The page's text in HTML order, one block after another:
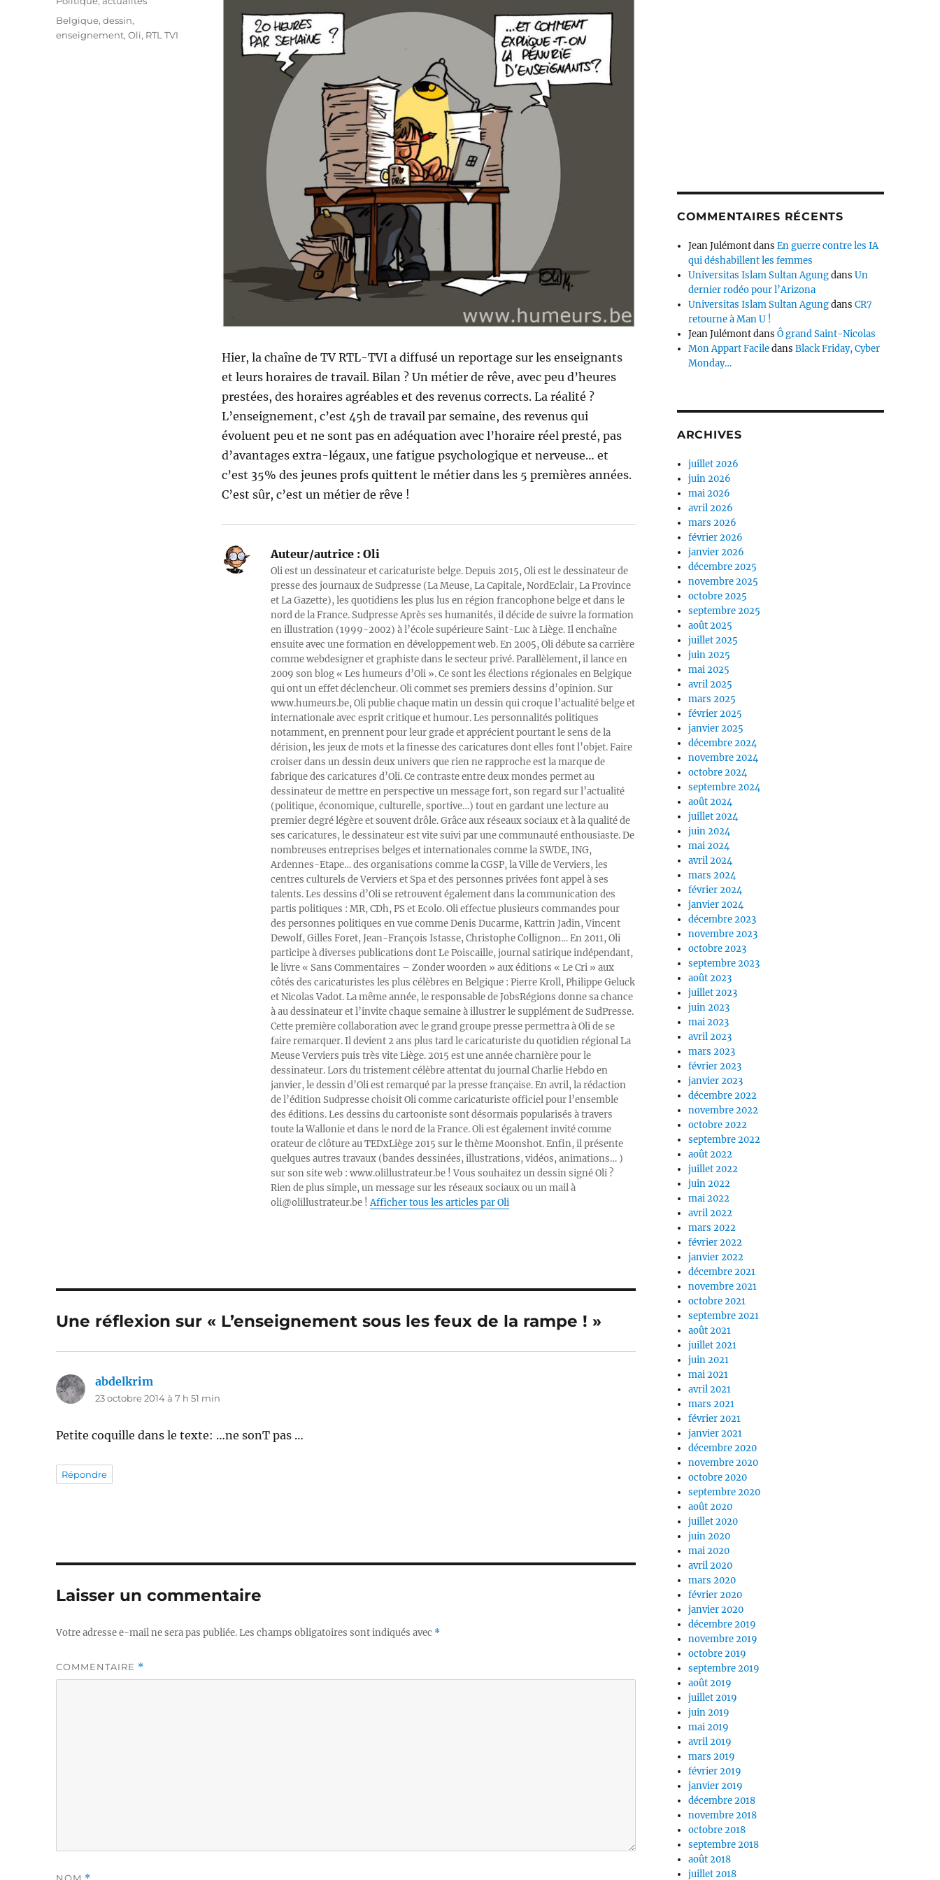
Hier, la chaîne de TV RTL-TVI a diffusé un reportage sur les enseignants
et leurs horaires de travail. Bilan ? Un métier de rêve, avec peu d’heures
prestées, des horaires agréables et des revenus corrects. La réalité ?
L’enseignement, c’est 45h de travail par semaine, des revenus qui
évoluent peu et ne sont pas en adéquation avec l’horaire réel presté, pas
d’avantages extra-légaux, une fatigue psychologique et nerveuse… et
c’est 35% des jeunes profs quittent le métier dans les 5 premières années.
C’est sûr, c’est un métier de rêve !
Auteur/autrice :Oli
Oli est un dessinateur et caricaturiste belge. Depuis 2015, Oli est le dessinateur de
presse des journaux de Sudpresse (La Meuse, La Capitale, NordEclair, La Province
et La Gazette), les quotidiens les plus lus en région francophone belge et dans le
nord de la France. Sudpresse Après ses humanités, il décide de suivre la formation
en illustration (1999-2002) à l’école supérieure Saint-Luc à Liège. Il enchaîne
ensuite avec une formation en développement web. En 2005, Oli débute sa carrière
comme webdesigner et graphiste dans le secteur privé. Parallèlement, il lance en
2009 son blog « Les humeurs d’Oli ». Ce sont les élections régionales en Belgique
qui ont un effet déclencheur. Oli commet ses premiers dessins d’opinion. Sur
www.humeurs.be, Oli publie chaque matin un dessin qui croque l’actualité belge et
internationale avec esprit critique et humour. Les personnalités politiques
notamment, en prennent pour leur grade et apprécient pourtant le sens de la
dérision, les jeux de mots et la finesse des caricatures dont elles font l’objet. Faire
croiser dans un dessin deux univers que rien ne rapproche est la marque de
fabrique des caricatures d’Oli. Ce contraste entre deux mondes permet au
dessinateur de mettre en perspective un message fort, son regard sur l’actualité
(politique, économique, culturelle, sportive…) tout en gardant une lecture au
premier degré légère et souvent drôle. Grâce aux réseaux sociaux et à la qualité de
ses caricatures, le dessinateur est vite suivi par une communauté enthousiaste. De
nombreuses entreprises belges et internationales comme la SWDE, ING,
Ardennes-Etape… des organisations comme la CGSP, la Ville de Verviers, les
centres culturels de Verviers et Spa et des personnes privées font appel à ses
talents. Les dessins d’Oli se retrouvent également dans la communication des
partis politiques : MR, CDh, PS et Ecolo. Oli effectue plusieurs commandes pour
des personnes politiques en vue comme Denis Ducarme, Kattrin Jadin, Vincent
Dewolf, Gilles Foret, Jean-François Istasse, Christophe Collignon… En 2011, Oli
participe à diverses publications dont Le Poiscaille, journal satirique indépendant,
le livre « Sans Commentaires – Zonder woorden » aux éditions « Le Cri » aux
côtés des caricaturistes les plus célèbres en Belgique : Pierre Kroll, Philippe Geluck
et Nicolas Vadot. La même année, le responsable de JobsRégions donne sa chance
à au dessinateur et l’invite chaque semaine à illustrer le supplément de SudPresse.
Cette première collaboration avec le grand groupe presse permettra à Oli de se
faire remarquer. Il devient 2 ans plus tard le caricaturiste du quotidien régional La
Meuse Verviers puis très vite Liège. 2015 est une année charnière pour le
dessinateur. Lors du tristement célèbre attentat du journal Charlie Hebdo en
janvier, le dessin d’Oli est remarqué par la presse française. En avril, la rédaction
de l’édition Sudpresse choisit Oli comme caricaturiste officiel pour l’ensemble
des éditions. Les dessins du cartooniste sont désormais popularisés à travers
toute la Wallonie et dans le nord de la France. Oli est également invité comme
orateur de clôture au TEDxLiège 2015 sur le thème Moonshot. Enfin, il présente
quelques autres travaux (bandes dessinées, illustrations, vidéos, animations… )
sur son site web : www.olillustrateur.be ! Vous souhaitez un dessin signé Oli ?
Rien de plus simple, un message sur les réseaux sociaux ou un mail à
oli@olillustrateur.be !Afficher tous les articles par Oli
Étiquettes
Belgique,dessin,
enseignement,Oli, RTL TVI
Une réflexion sur « L’enseignement sous les feux de la rampe ! »
abdelkrim
23 octobre 2014 à 7 h 51 min
Petite coquille dans le texte: …ne sonT pas …
Répondre
Laisser un commentaire
Votre adresse e-mail ne sera pas publiée.Les champs obligatoires sont indiqués avec *
COMMENTAIRE *
COMMENTAIRES RÉCENTS
Jean JulémontdansEn guerre contre les IA
qui déshabillent les femmes
Universitas Islam Sultan AgungdansUn
dernier rodéo pour l’Arizona
Universitas Islam Sultan AgungdansCR7
retourne à Man U !
Jean JulémontdansÔ grand Saint-Nicolas
Mon Appart FaciledansBlack Friday, Cyber
Monday…
ARCHIVES
juillet 2026
juin 2026
mai 2026
avril 2026
mars 2026
février 2026
janvier 2026
décembre 2025
novembre 2025
octobre 2025
septembre 2025
août 2025
juillet 2025
juin 2025
mai 2025
avril 2025
mars 2025
février 2025
janvier 2025
décembre 2024
novembre 2024
octobre 2024
septembre 2024
août 2024
juillet 2024
juin 2024
mai 2024
avril 2024
mars 2024
février 2024
janvier 2024
décembre 2023
novembre 2023
octobre 2023
septembre 2023
août 2023
juillet 2023
juin 2023
mai 2023
avril 2023
mars 2023
février 2023
janvier 2023
décembre 2022
novembre 2022
octobre 2022
septembre 2022
août 2022
juillet 2022
juin 2022
mai 2022
avril 2022
mars 2022
février 2022
janvier 2022
décembre 2021
novembre 2021
octobre 2021
septembre 2021
août 2021
juillet 2021
juin 2021
mai 2021
avril 2021
mars 2021
février 2021
janvier 2021
décembre 2020
novembre 2020
octobre 2020
septembre 2020
août 2020
juillet 2020
juin 2020
mai 2020
avril 2020
mars 2020
février 2020
janvier 2020
décembre 2019
novembre 2019
octobre 2019
septembre 2019
août 2019
juillet 2019
juin 2019
mai 2019
avril 2019
mars 2019
février 2019
janvier 2019
décembre 2018
novembre 2018
octobre 2018
septembre 2018
août 2018
juillet 2018